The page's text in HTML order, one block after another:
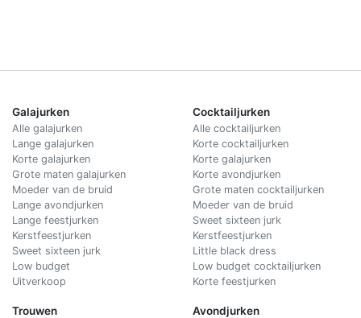
Galajurken
Alle galajurken
Lange galajurken
Korte galajurken
Grote maten galajurken
Moeder van de bruid
Lange avondjurken
Lange feestjurken
Kerstfeestjurken
Sweet sixteen jurk
Low budget
Uitverkoop
Trouwen
Cocktailjurken
Alle cocktailjurken
Korte cocktailjurken
Korte galajurken
Korte avondjurken
Grote maten cocktailjurken
Moeder van de bruid
Sweet sixteen jurk
Kerstfeestjurken
Little black dress
Low budget cocktailjurken
Korte feestjurken
Avondjurken